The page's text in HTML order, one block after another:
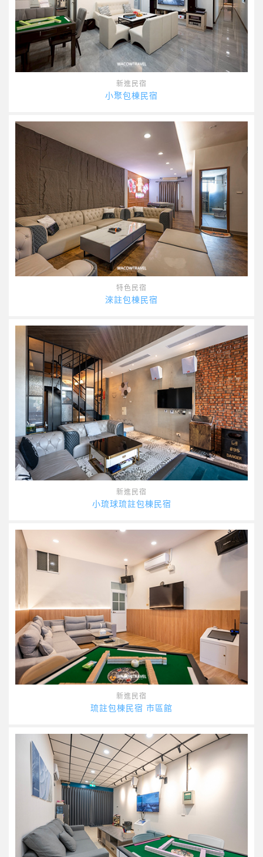
新進民宿
小聚包棟民宿
特色民宿
淶註包棟民宿
新進民宿
小琉球琉註包棟民宿
新進民宿
琉註包棟民宿 市區館